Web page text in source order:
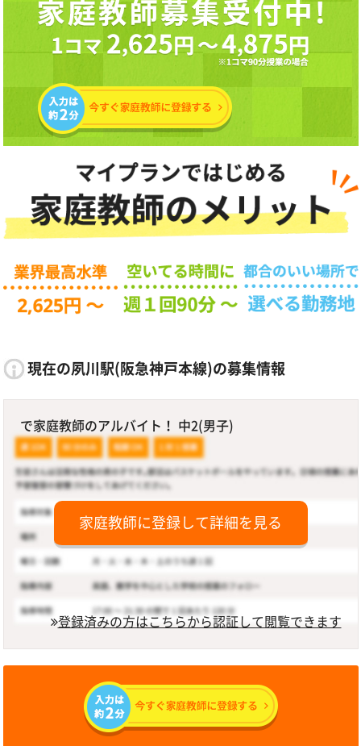
現在の夙川駅(阪急神戸本線)の募集情報
で家庭教師のアルバイト！ 中2(男子)
家庭教師に登録して詳細を見る
登録済みの方はこちらから認証して閲覧できます